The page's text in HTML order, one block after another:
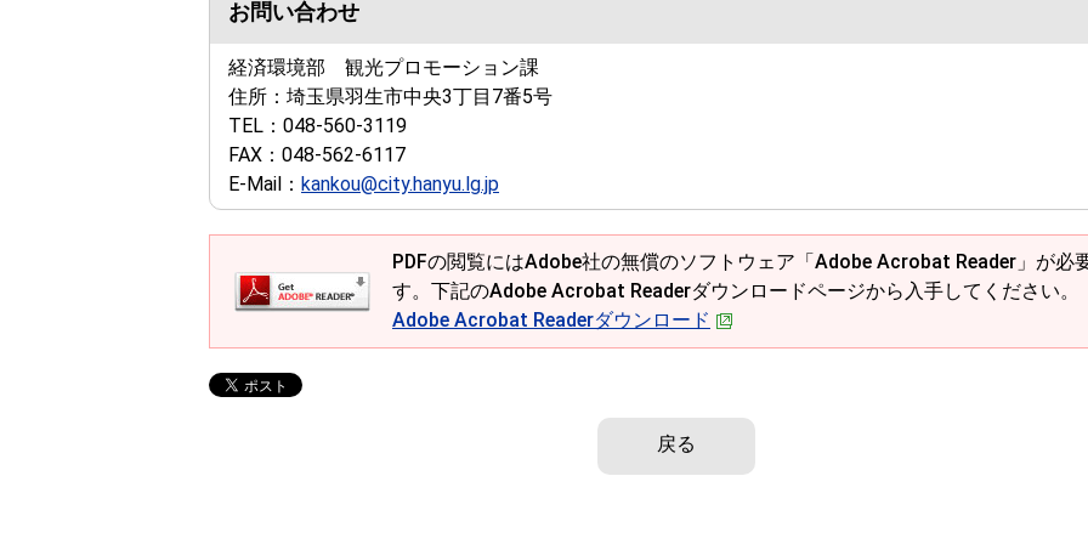
お問い合わせ
経済環境部 観光プロモーション課
住所： 埼玉県羽生市中央3丁目7番5号
TEL： 048-560-3119
FAX： 048-562-6117
E-Mail： kankou@city.hanyu.lg.jp
PDFの閲覧にはAdobe社の無償のソフトウェア「Adobe Acrobat Reader」が必
す。下記のAdobe Acrobat Readerダウンロードページから入手してください。
Adobe Acrobat Readerダウンロード
戻る